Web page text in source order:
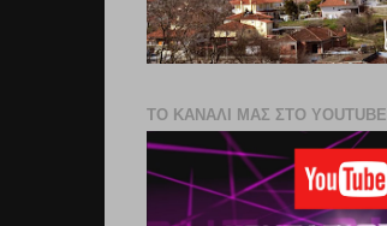
ΤΟ ΚΑΝΑΛΙ ΜΑΣ ΣΤΟ YOUTUBE